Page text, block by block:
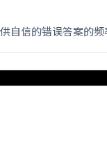
信的错误答案的频